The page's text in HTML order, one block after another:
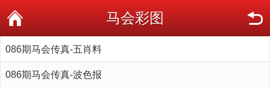
马会彩图
086期马会传真-五肖料
086期马会传真-波色报